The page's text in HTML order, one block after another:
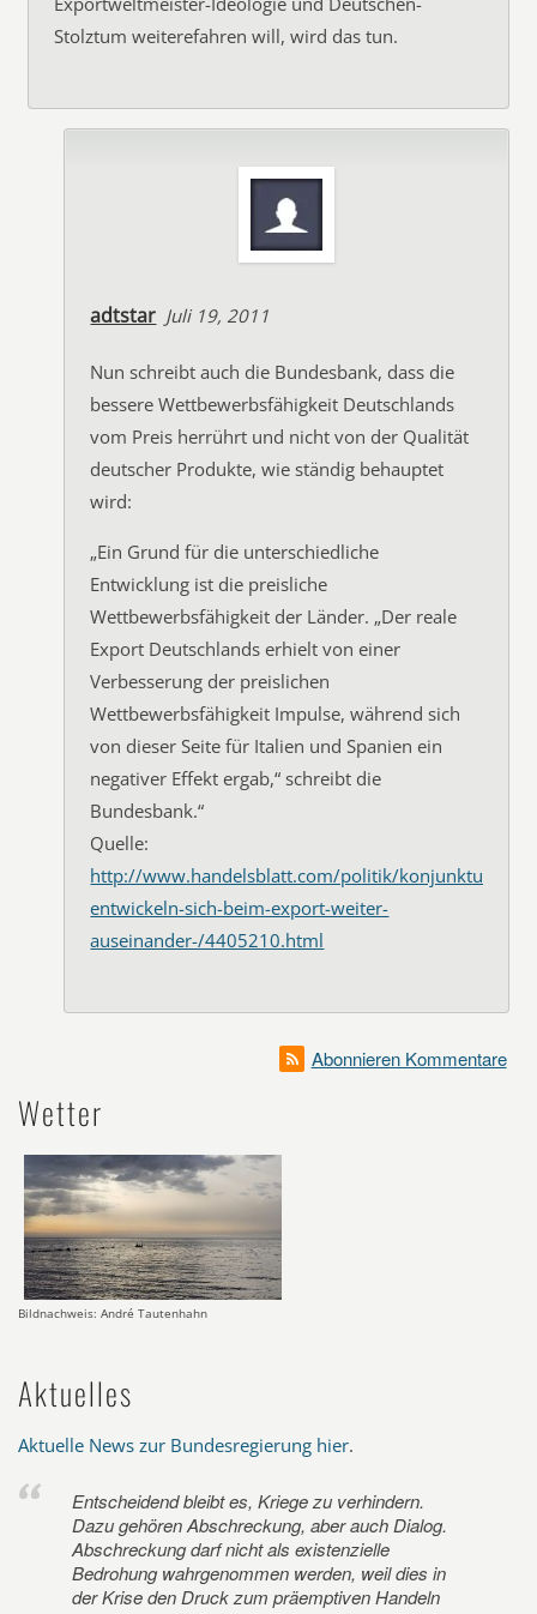
Stolztum weiterefahren will, wird das tun.
adtstar Juli 19, 2011
Nun schreibt auch die Bundesbank, dass die
bessere Wettbewerbsfähigkeit Deutschlands
vom Preis herrührt und nicht von der Qualität
deutscher Produkte, wie ständig behauptet
wird:
„Ein Grund für die unterschiedliche
Entwicklung ist die preisliche
Wettbewerbsfähigkeit der Länder. „Der reale
Export Deutschlands erhielt von einer
Verbesserung der preislichen
Wettbewerbsfähigkeit Impulse, während sich
von dieser Seite für Italien und Spanien ein
negativer Effekt ergab,“ schreibt die
Bundesbank.“
Quelle:
http://www.handelsblatt.com/politik/konjunktur/
entwickeln-sich-beim-export-weiter-
auseinander-/4405210.html
Abonnieren Kommentare
Wetter
Bildnachweis: André Tautenhahn
Aktuelles
Aktuelle News zur Bundesregierung hier.
Entscheidend bleibt es, Kriege zu verhindern.
Dazu gehören Abschreckung, aber auch Dialog.
Abschreckung darf nicht als existenzielle
Bedrohung wahrgenommen werden, weil dies in
der Krise den Druck zum präemptiven Handeln